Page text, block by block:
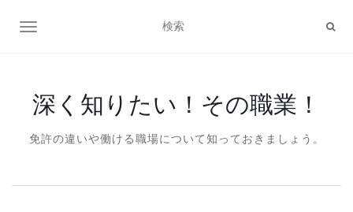
ナビゲーション切り替え
深く知りたい！その職業！
免許の違いや働ける職場について知っておきましょう。